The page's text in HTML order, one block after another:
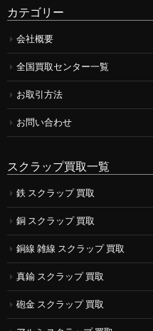
カテゴリー
会社概要
全国買取センター一覧
お取引方法
お問い合わせ
スクラップ買取一覧
鉄 スクラップ 買取
銅 スクラップ 買取
銅線 雑線 スクラップ 買取
真鍮 スクラップ 買取
砲金 スクラップ 買取